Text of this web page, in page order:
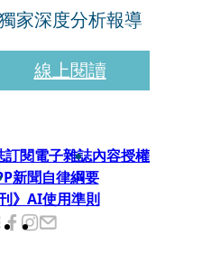
家深度分析報導
線上閱讀
訂閱電子雜誌內容授權
新聞自律綱要
刊》AI使用準則